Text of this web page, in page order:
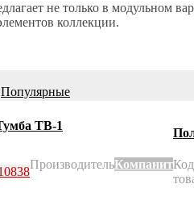
не только в модульном
коллекции.
Популярные
ТВ-1
ПроизводительКомпанитКод